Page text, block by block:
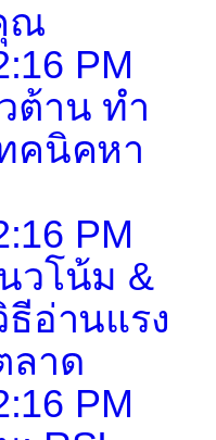
ณ
PM
ต้าน ทำ
คนิคหา
PM
วโน้ม &
อ่านแรง
ลาด
PM